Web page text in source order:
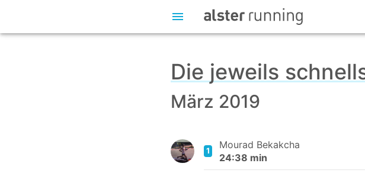
Die jeweils
März 2019
1
Mourad Bekakcha
24:38 min